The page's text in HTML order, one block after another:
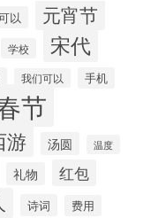
以 元宵节
学校 宋代
我们可以 手机
节
游 汤圆 温度
礼物 红包
诗词 费用